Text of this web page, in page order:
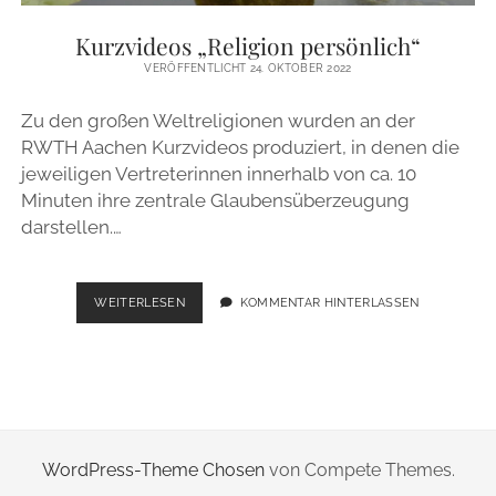
instagram
email
Kurzvideos „Religion persönlich“
VERÖFFENTLICHT 24. OKTOBER 2022
Zu den großen Weltreligionen wurden an der
RWTH Aachen Kurzvideos produziert, in denen die
jeweiligen Vertreterinnen innerhalb von ca. 10
Minuten ihre zentrale Glaubensüberzeugung
darstellen.…
WEITERLESENKURZVIDEOS
„RELIGION
KOMMENTAR HINTERLASSEN
WordPress-Theme Chosenvon Compete Themes.